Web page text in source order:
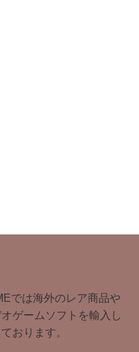
では海外のレア商品や
ゲームソフトを輸入し
おります。